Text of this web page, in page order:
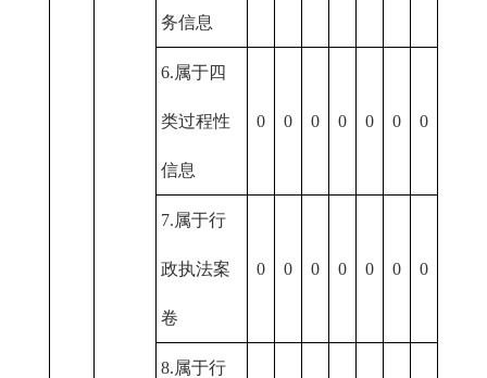
务信息
6.属于四
类过程性
信息
0 0 0 0 0 0 0
7.属于行
政执法案
卷
0 0 0 0 0 0 0
8.属于行